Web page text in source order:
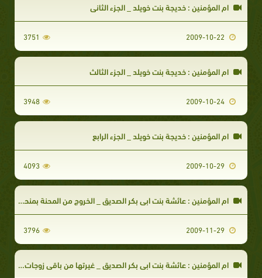
ام المؤمنين : خديجة بنت خويلد _ الجزء الثاني
3751
ام المؤمنين : خديجة بنت خويلد _ الجزء الثالث
3948
ام المؤمنين : خديجة بنت خويلد _ الجزء الرابع
4093
ام المؤمنين : عائشة بنت ابي بكر الصديق _ الخروج من المحنة بمنحة ونزول آيات التيمم
3796
ام المؤمنين : عائشة بنت ابي بكر الصديق _ غيرتها من باقي زوجات النبي صلى الله عليه وسلم